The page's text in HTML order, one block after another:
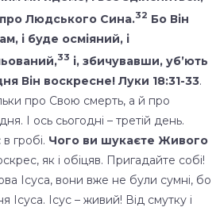
Людського Сина.32 Бо Він
і буде осміяний, і
33 і, збичувавши, уб’ють
Він воскресне! Луки 18:31-33.
про Свою смерть, а й про
І ось сьогодні – третій день.
гробі. Чого ви шукаєте Живого
як і обіцяв. Пригадайте собі!
Ісуса, вони вже не були сумні, бо
Ісуса. Ісус – живий! Від смутку і